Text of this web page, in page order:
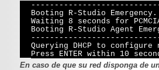
Booting R-Studio
Waiting 8 seconds for
Booting R-Studio Agent
Querying DHCP to
Press ENTER within 10
En caso de que su red disponga de